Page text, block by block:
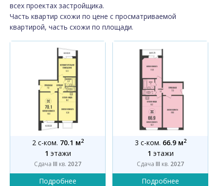
всех проектах застройщика.
Часть квартир схожи по цене с просматриваемой
квартирой, часть схожи по площади.
2 с-ком. 70.1 м2
1 этажи
Сдача III кв. 2027
3 с-ком. 66.9 м2
1 этажи
Сдача III кв. 2027